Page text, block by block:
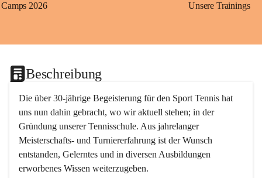
Camps 2026 Unsere Trainings
Beschreibung
Die über 30-jährige Begeisterung für den Sport Tennis hat
uns nun dahin gebracht, wo wir aktuell stehen; in der
Gründung unserer Tennisschule. Aus jahrelanger
Meisterschafts- und Turniererfahrung ist der Wunsch
entstanden, Gelerntes und in diversen Ausbildungen
erworbenes Wissen weiterzugeben.